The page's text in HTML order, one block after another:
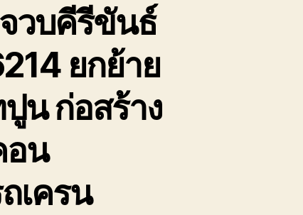
ของ
เทปูน
สุง
วบคีรีขันธ์
ยกย้าย
น ก่อสร้าง
อน
เครน